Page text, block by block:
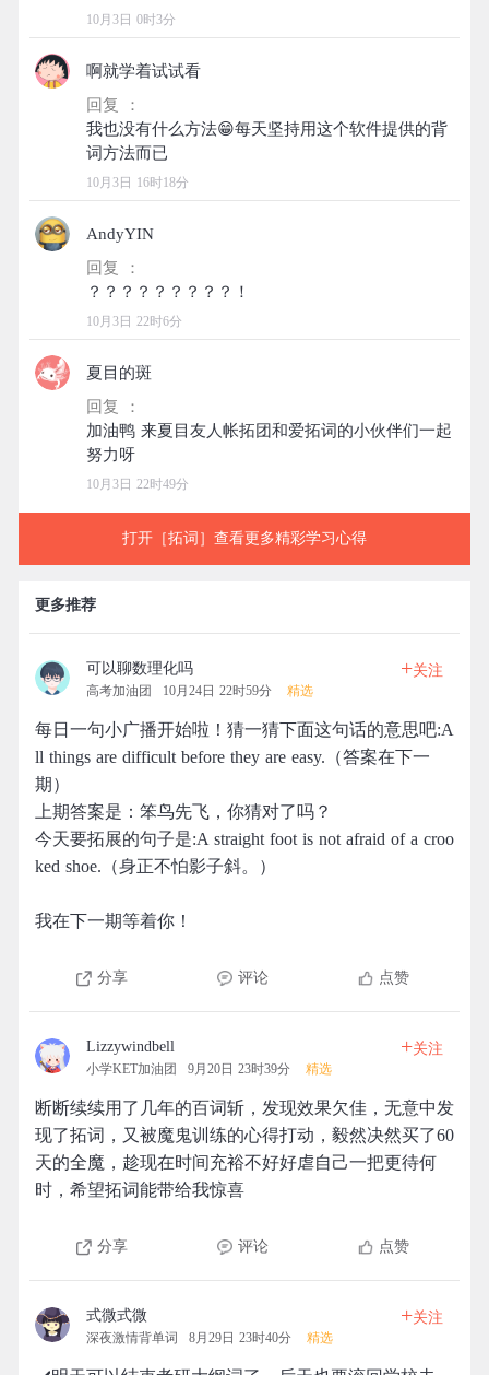
10月3日 0时3分
啊就学着试试看
回复 ：
我也没有什么方法😁每天坚持用这个软件提供的背
10月3日 16时18分
AndyYIN
回复 ：
10月3日 22时6分
夏目的斑
回复 ：
加油鸭 来夏目友人帐拓团和爱拓词的小伙伴们一起
10月3日 22时49分
打开［拓词］查看更多精彩学习心得
更多推荐
可以聊数理化吗
高考加油团 10月24日 22时59分 精选
+关注
每日一句小广播开始啦！猜一猜下面这句话的意思吧:A
ll things are difficult before they are easy.（答案在下一
期）
上期答案是：笨鸟先飞，你猜对了吗？
今天要拓展的句子是:A straight foot is not afraid of a croo
ked shoe.（身正不怕影子斜。）
我在下一期等着你！
分享 评论 点赞
Lizzywindbell
小学KET加油团 9月20日 23时39分 精选
+关注
断断续续用了几年的百词斩，发现效果欠佳，无意中发
现了拓词，又被魔鬼训练的心得打动，毅然决然买了60
天的全魔，趁现在时间充裕不好好虐自己一把更待何
时，希望拓词能带给我惊喜
分享 评论 点赞
式微式微
深夜激情背单词 8月29日 23时40分 精选
+关注